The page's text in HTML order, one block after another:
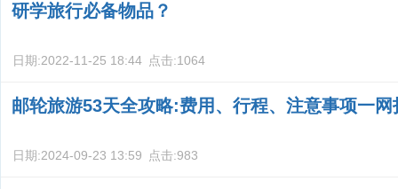
研学旅行必备物品？
日期:2022-11-25 18:44 点击:1064
邮轮旅游53天全攻略:费用、行程、注意事项一网
日期:2024-09-23 13:59 点击:983